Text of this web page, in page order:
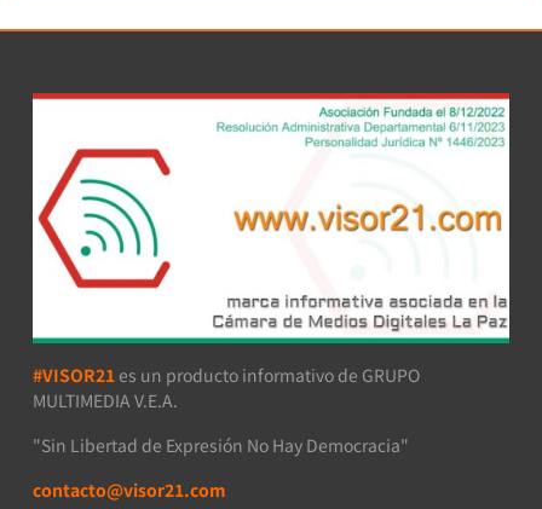
#VISOR21 es un producto informativo de GRUPO
MULTIMEDIA V.E.A.
"Sin Libertad de Expresión No Hay Democracia"
contacto@visor21.com